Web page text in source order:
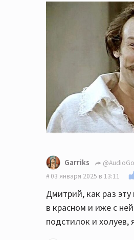
Garriks
03 января 2025 в 13:11
Дмитрий, как раз
в красном и иже с
подстилок и холуев,